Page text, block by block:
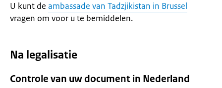
U kunt de ambassade van Tadzjikistan in Brussel
vragen om voor u te bemiddelen.
Na legalisatie
Controle van uw document in Nederland